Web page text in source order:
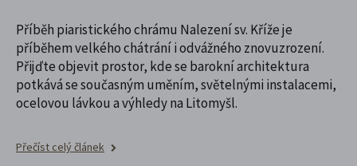
Příběh piaristického chrámu Nalezení sv. Kříže je
příběhem velkého chátrání i odvážného znovuzrození.
Přijďte objevit prostor, kde se barokní architektura
potkává se současným uměním, světelnými instalacemi,
ocelovou lávkou a výhledy na Litomyšl.
Přečíst celý článek